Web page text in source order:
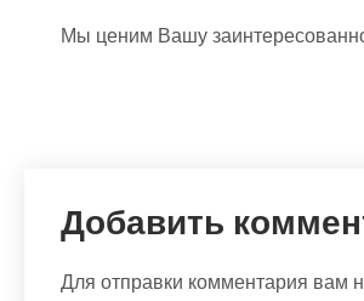
Мы ценим Вашу
Добавить
Для отправки комментария вам